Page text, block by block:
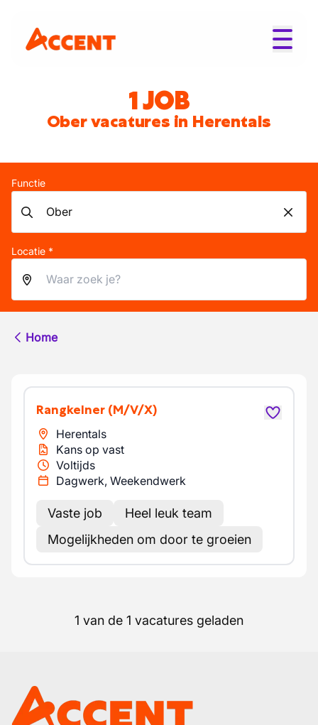
1 JOB
Ober vacatures in Herentals
Functie
Locatie *
Home
Rangkelner (M/V/X)
Herentals
Kans op vast
Voltijds
Dagwerk, Weekendwerk
Vaste job
Heel leuk team
Mogelijkheden om door te groeien
1 van de 1 vacatures geladen